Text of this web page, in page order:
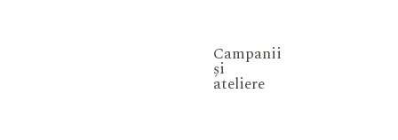
Campanii
și
ateliere